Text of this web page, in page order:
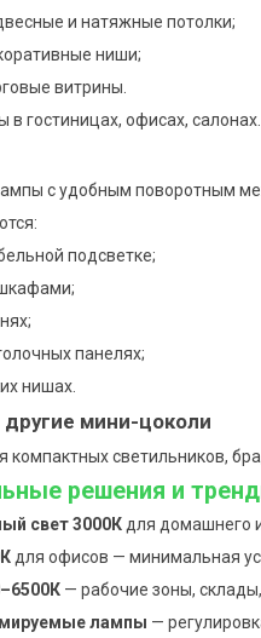
и натяжные потолки;
ниши;
витрины.
в гостиницах, офисах, салонах.
с удобным поворотным
подсветке;
панелях;
нишах.
другие мини-цоколи
компактных светильников,
решения и
свет 3000К для домашнего
для офисов — минимальная
— рабочие зоны,
лампы —